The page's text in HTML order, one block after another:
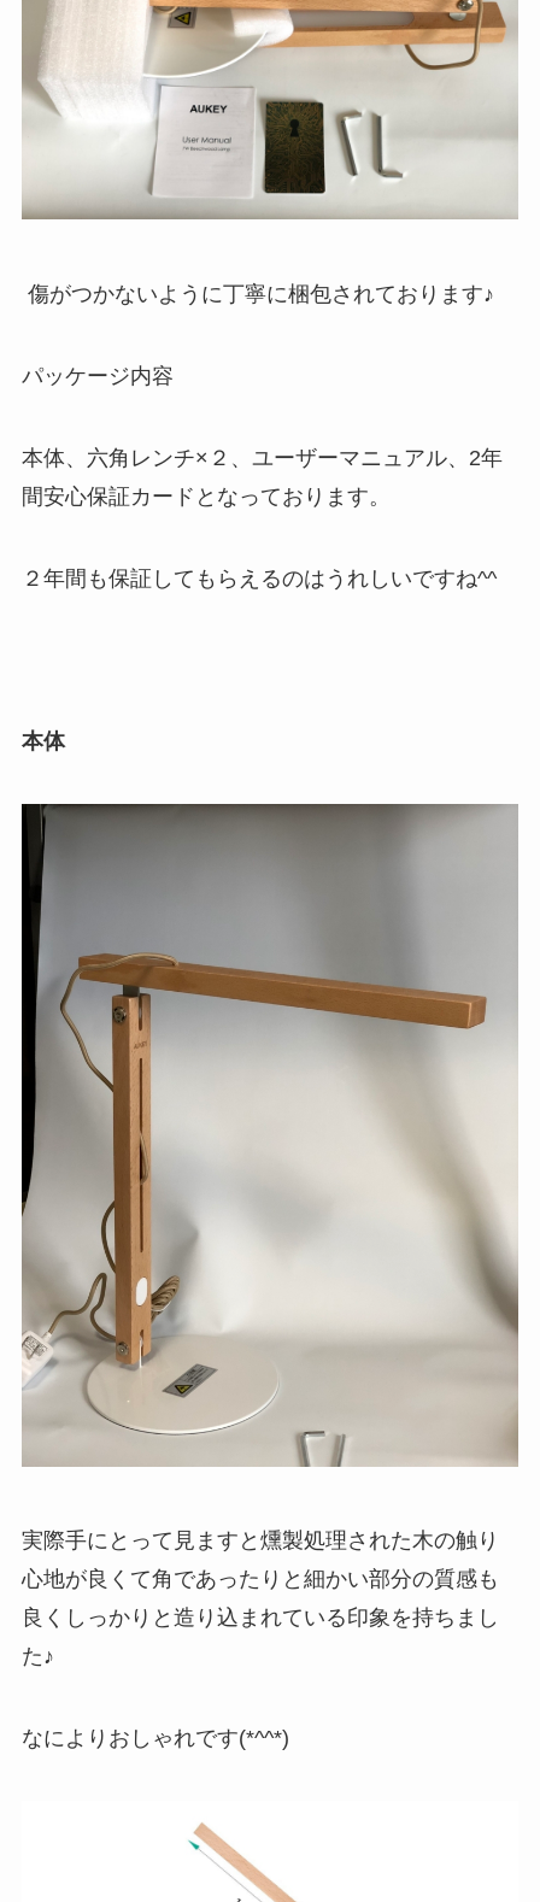
傷がつかないように丁寧に梱包されております♪
パッケージ内容
本体、六角レンチ×２、ユーザーマニュアル、2年
間安心保証カードとなっております。
２年間も保証してもらえるのはうれしいですね^^
本体
実際手にとって見ますと燻製処理された木の触り
心地が良くて角であったりと細かい部分の質感も
良くしっかりと造り込まれている印象を持ちまし
た♪
なによりおしゃれです(*^^*)